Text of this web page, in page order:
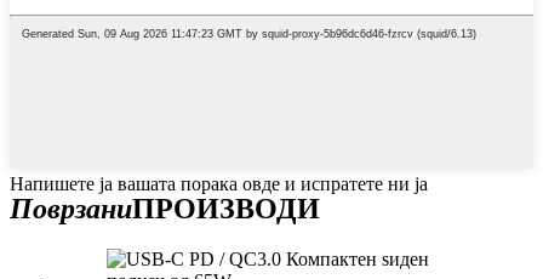
Напишете ја вашата порака овде и испратете ни ја
ПоврзаниПРОИЗВОДИ